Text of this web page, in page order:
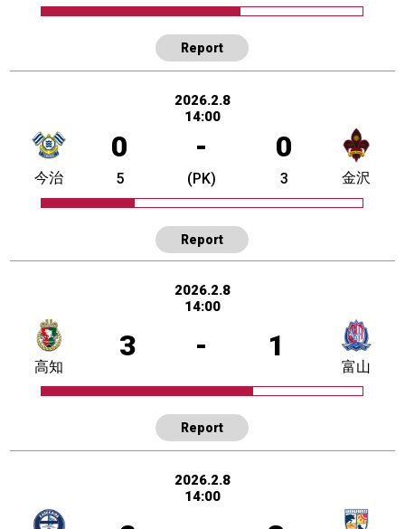
Report
2026.2.8
14:00
0 - 0
今治 5 (PK) 3 金沢
Report
2026.2.8
14:00
3 - 1
高知 富山
Report
2026.2.8
14:00